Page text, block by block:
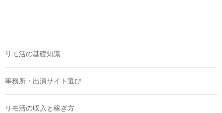
リモ活の基礎知識
事務所・出演サイト選び
リモ活の収入と稼ぎ方